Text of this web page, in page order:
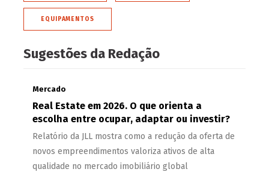
EQUIPAMENTOS
Sugestões da Redação
Mercado
Real Estate em 2026. O que orienta a
escolha entre ocupar, adaptar ou investir?
Relatório da JLL mostra como a redução da oferta de
novos empreendimentos valoriza ativos de alta
qualidade no mercado imobiliário global